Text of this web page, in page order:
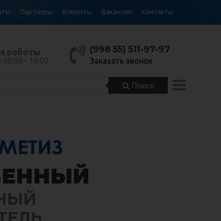
Партнеры Клиенты Вакансии Контакты
(998 55) 511-97-97
Заказать звонок
Поиск
самый